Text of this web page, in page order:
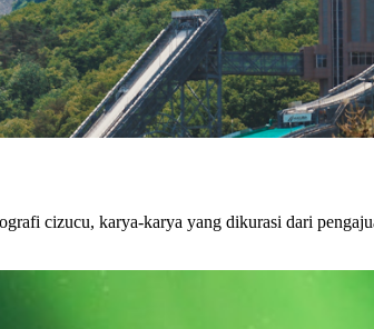
cizucu, karya-karya yang dikurasi dari